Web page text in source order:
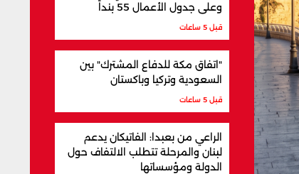
وعلى جدول الأعمال 55 بنداً
قبل 5 ساعات
"اتفاق مكة للدفاع المشترك" بين
السعودية وتركيا وباكستان
قبل 5 ساعات
الراعي من بعبدا: الفاتيكان يدعم
لبنان والمرحلة تتطلب الالتفاف حول
الدولة ومؤسساتها